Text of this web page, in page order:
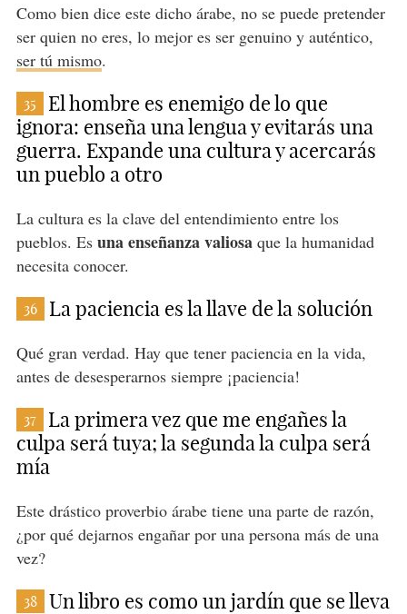
Como bien dice este dicho árabe, no se puede pretender
ser quien no eres, lo mejor es ser genuino y auténtico,
ser tú mismo.
35
El hombre es enemigo de lo que
ignora: enseña una lengua y evitarás una
guerra. Expande una cultura y acercarás
un pueblo a otro
La cultura es la clave del entendimiento entre los
pueblos. Es una enseñanza valiosaque la humanidad
necesita conocer.
36 La paciencia es la llave de la solución
Qué gran verdad. Hay que tener paciencia en la vida,
antes de desesperarnos siempre ¡paciencia!
37
La primera vez que me engañes la
culpa será tuya; la segunda la culpa será
mía
Este drástico proverbio árabe tiene una parte de razón,
¿por qué dejarnos engañar por una persona más de una
vez?
38
Un libro es como un jardín que se lleva